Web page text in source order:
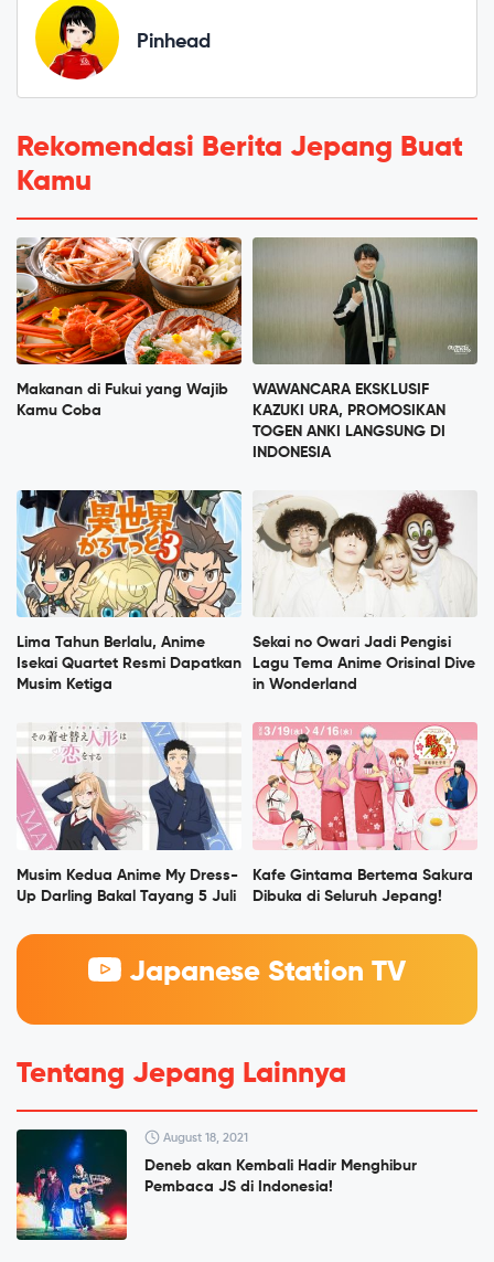
Pinhead
Rekomendasi Berita Jepang Buat
Kamu
Makanan di Fukui yang Wajib
Kamu Coba
WAWANCARA EKSKLUSIF
KAZUKI URA, PROMOSIKAN
TOGEN ANKI LANGSUNG DI
INDONESIA
Lima Tahun Berlalu, Anime
Isekai Quartet Resmi Dapatkan
Musim Ketiga
Sekai no Owari Jadi Pengisi
Lagu Tema Anime Orisinal Dive
in Wonderland
Musim Kedua Anime My Dress-
Up Darling Bakal Tayang 5 Juli
Kafe Gintama Bertema Sakura
Dibuka di Seluruh Jepang!
Japanese Station TV
Tentang Jepang Lainnya
August 18, 2021
Deneb akan Kembali Hadir Menghibur
Pembaca JS di Indonesia!